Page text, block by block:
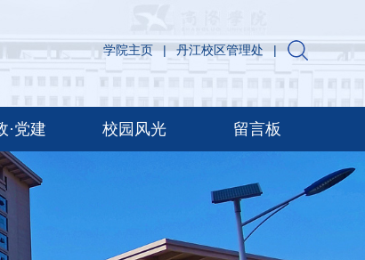
学院主页 | 丹江校区管理处 |
·党建 校园风光 留言板